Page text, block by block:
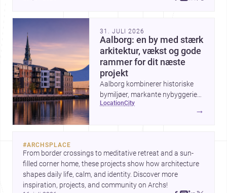
31. JULI 2026
Aalborg: en by med stærk
arkitektur, vækst og gode
rammer for dit næste
projekt
Aalborg kombinerer historiske
bymiljøer, markante nybyggerier
og en aktiv udvikling ved
location city
→
#ARCHSPLACE
From border crossings to meditative retreat and a sun-
filled corner home, these projects show how architecture
shapes daily life, calm, and identity. Discover more
inspiration, projects, and community on Archs!